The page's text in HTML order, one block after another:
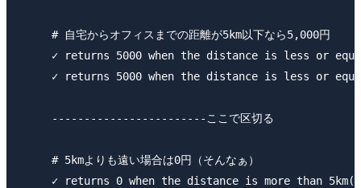
     # 自宅からオフィスまでの距離が5km以下なら5,000円
✓ returns 5000 when the distance is less or
✓ returns 5000 when the distance is less or
     ------------------------ここで区切る
     # 5kmよりも遠い場合は0円（そんなぁ）
✓ returns 0 when the distance is more than